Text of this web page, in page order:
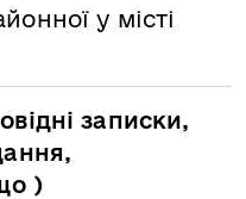
у місті
записки,
)